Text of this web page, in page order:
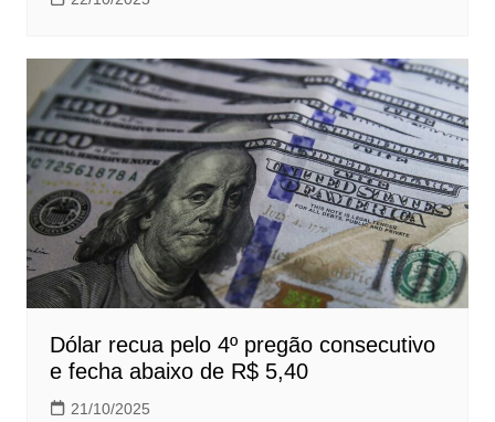
Dólar recua pelo 4º pregão consecutivo
e fecha abaixo de R$ 5,40
21/10/2025